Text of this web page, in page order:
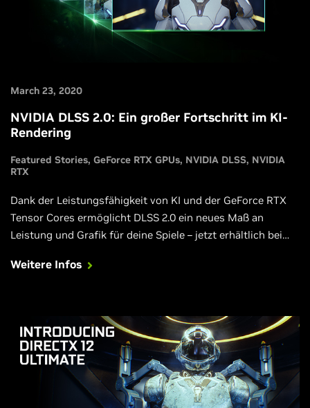
March 23, 2020
NVIDIA DLSS 2.0: Ein großer Fortschritt im KI-
Rendering
Featured Stories GeForce RTX GPUs NVIDIA DLSS NVIDIA
RTX
Dank der Leistungsfähigkeit von KI und der GeForce RTX
Tensor Cores ermöglicht DLSS 2.0 ein neues Maß an
Leistung und Grafik für deine Spiele – jetzt erhältlich bei
„Control“.
Weitere Infos